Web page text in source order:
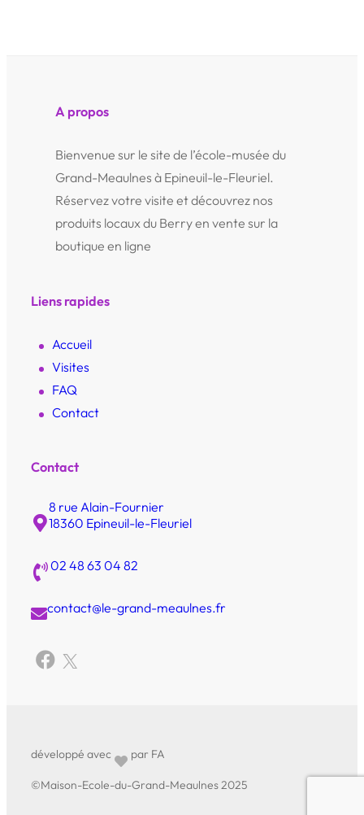
A propos
Bienvenue sur le site de l’école-musée du
Grand-Meaulnes à Epineuil-le-Fleuriel.
Réservez votre visite et découvrez nos
produits locaux du Berry en vente sur la
boutique en ligne
Liens rapides
Accueil
Visites
FAQ
Contact
Contact
8 rue Alain-Fournier
18360 Epineuil-le-Fleuriel
02 48 63 04 82
contact@le-grand-meaulnes.fr
développé avec par FA
©Maison-Ecole-du-Grand-Meaulnes 2025